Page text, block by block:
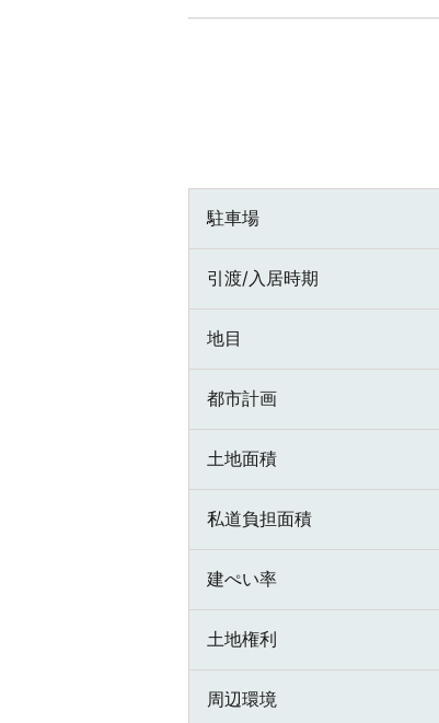
駐車場
引渡/入居時期
地目
都市計画
土地面積
私道負担面積
建ぺい率
土地権利
周辺環境